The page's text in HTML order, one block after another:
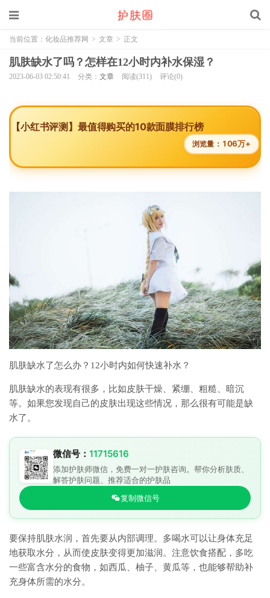
当前位置： 化妆品推荐网 > 文章 > 正文
肌肤缺水了吗？怎样在12小时内补水保湿？
2023-06-03 02:50:41 分类： 文章 阅读(311) 评论(0)
【小红书评测】最值得购买的10款面膜排行榜
浏览量： 106万+
肌肤缺水了怎么办？12小时内如何快速补水？
肌肤缺水的表现有很多，比如皮肤干燥、紧绷、粗糙、暗沉
等。如果您发现自己的皮肤出现这些情况，那么很有可能是缺
水了。
微信号： 11715616
添加护肤师微信，免费一对一护肤咨询。帮你分析肤质、
解答护肤问题、推荐适合的护肤品
复制微信号
要保持肌肤水润，首先要从内部调理。多喝水可以让身体充足
地获取水分，从而使皮肤变得更加滋润。注意饮食搭配，多吃
一些富含水分的食物，如西瓜、柚子、黄瓜等，也能够帮助补
充身体所需的水分。